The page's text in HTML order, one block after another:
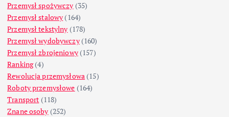
Przemysł spożywczy (35)
Przemysł stalowy (164)
Przemysł tekstylny (178)
Przemysł wydobywczy(160)
Przemysł zbrojeniowy(157)
Ranking(4)
Rewolucja przemysłowa (15)
Roboty przemysłowe (164)
Transport (118)
Znane osoby (252)